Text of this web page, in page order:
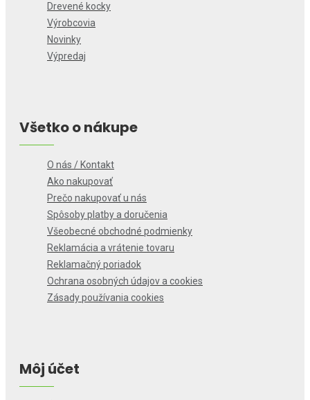
Drevené kocky
Výrobcovia
Novinky
Výpredaj
Všetko o nákupe
O nás / Kontakt
Ako nakupovať
Prečo nakupovať u nás
Spôsoby platby a doručenia
Všeobecné obchodné podmienky
Reklamácia a vrátenie tovaru
Reklamačný poriadok
Ochrana osobných údajov a cookies
Zásady používania cookies
Môj účet